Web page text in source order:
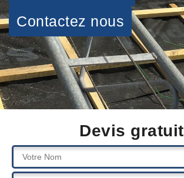
Contactez nous
Devis gratuit